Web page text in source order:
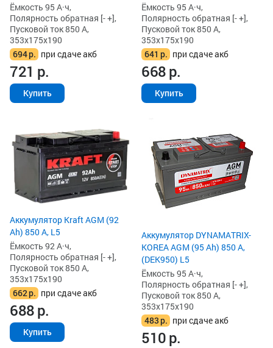
Ёмкость 95 А·ч,
Полярность обратная [- +],
Пусковой ток 850 А,
353x175x190
694р. при сдаче акб
721 р.
Купить
Ёмкость 95 А·ч,
Полярность обратная [- +],
Пусковой ток 850 А,
353x175x190
641 р. при сдаче акб
668р.
Купить
Аккумулятор Kraft AGM (92
Ah) 850 А, L5
Ёмкость 92 А·ч,
Полярность обратная [- +],
Пусковой ток 850 А,
353x175x190
662р. при сдаче акб
688р.
Купить
Аккумулятор DYNAMATRIX-
KOREA AGM (95 Ah) 850 А,
(DEK950) L5
Ёмкость 95 А·ч,
Полярность обратная [- +],
Пусковой ток 850 А,
353x175x190
483р. при сдаче акб
510р.